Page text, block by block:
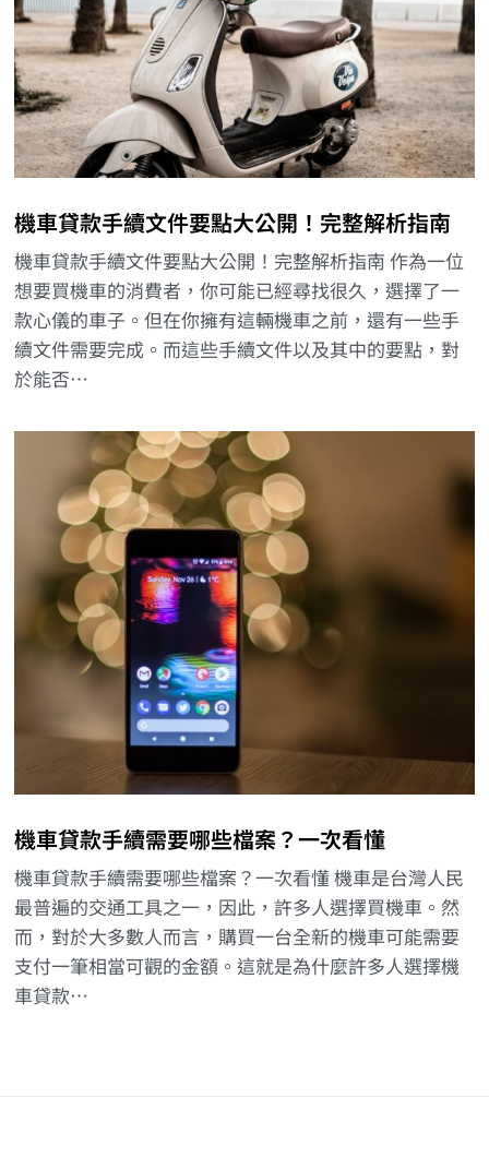
機車貸款手續文件要點大公開！完整解析指南
機車貸款手續文件要點大公開！完整解析指南 作為一位
想要買機車的消費者，你可能已經尋找很久，選擇了一
款心儀的車子。但在你擁有這輛機車之前，還有一些手
續文件需要完成。而這些手續文件以及其中的要點，對
於能否…
機車貸款手續需要哪些檔案？一次看懂
機車貸款手續需要哪些檔案？一次看懂 機車是台灣人民
最普遍的交通工具之一，因此，許多人選擇買機車。然
而，對於大多數人而言，購買一台全新的機車可能需要
支付一筆相當可觀的金額。這就是為什麼許多人選擇機
車貸款…